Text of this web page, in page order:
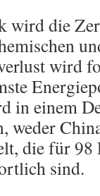
wird die
wird
in einem
weder
die für
sind.